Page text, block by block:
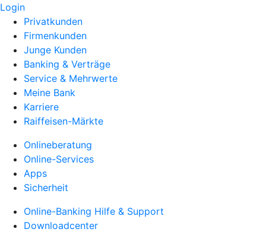
Login
Privatkunden
Firmenkunden
Junge Kunden
Banking & Verträge
Service & Mehrwerte
Meine Bank
Karriere
Raiffeisen-Märkte
Onlineberatung
Online-Services
Apps
Sicherheit
Online-Banking Hilfe & Support
Downloadcenter